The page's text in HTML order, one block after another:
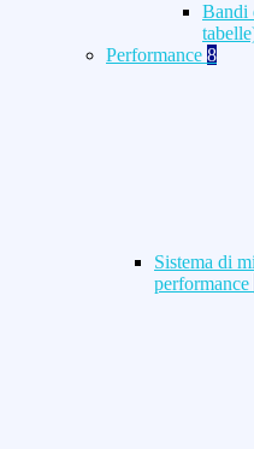
Bandi
Performance 8
Sistema di
performance